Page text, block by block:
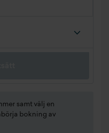
samt välj en
bokning av